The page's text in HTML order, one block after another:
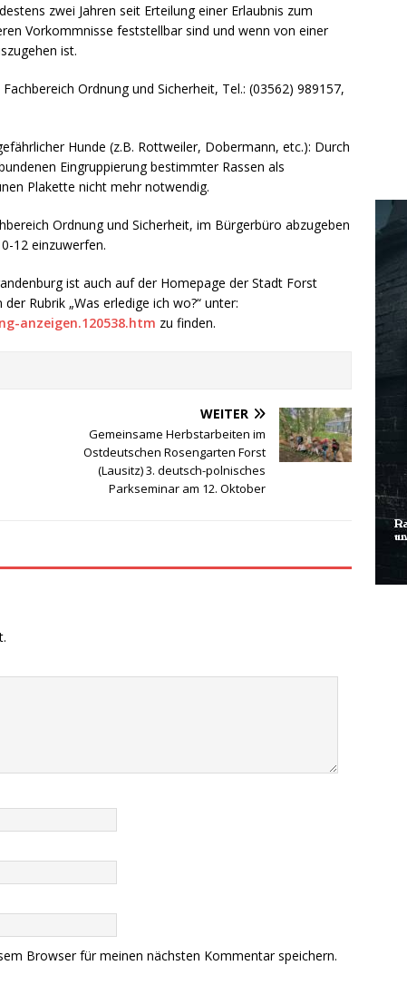
zwei Jahren seit Erteilung einer Erlaubnis zum
Vorkommnisse feststellbar sind und wenn von einer
ist.
Ordnung und Sicherheit, Tel.: (03562) 989157,
Hunde (z.B. Rottweiler, Dobermann, etc.): Durch
Eingruppierung bestimmter Rassen als
Plakette nicht mehr notwendig.
Ordnung und Sicherheit, im Bürgerbüro abzugeben
12 einzuwerfen.
ist auch auf der Homepage der Stadt Forst
Rubrik „Was erledige ich wo?“ unter:
anzeigen.120538.htm zu finden.
WEITER
Gemeinsame Herbstarbeiten im
Ostdeutschen Rosengarten Forst
(Lausitz) 3. deutsch-polnisches
Parkseminar am 12. Oktober
Browser für meinen nächsten Kommentar speichern.